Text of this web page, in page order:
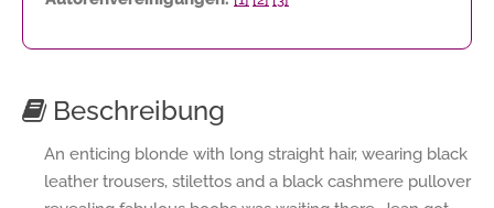
Beschreibung
An enticing blonde with long straight hair, wearing black
leather trousers, stilettos and a black cashmere pullover